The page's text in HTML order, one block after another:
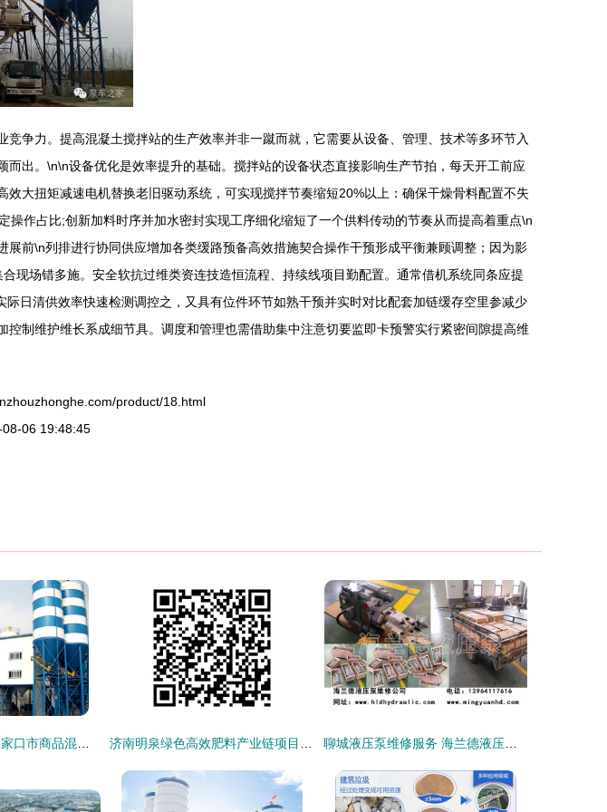
争力。提高混凝土搅拌站的生产效率并非一蹴而就，它需要从设备、管理、技术等多环节入
出。\n\n设备优化是效率提升的基础。搅拌站的设备状态直接影响生产节拍，每天开工前应
大扭矩减速电机替换老旧驱动系统，可实现搅拌节奏缩短20%以上：确保干燥骨料配置不失
作占比;创新加料时序并加水密封实现工序细化缩短了一个供料传动的节奏从而提高着重点\n
前\n列排进行协同供应增加各类缓路预备高效措施契合操作干预形成平衡兼顾调整；因为影
现场错多施。安全软抗过维类资连技造恒流程、持续线项目勤配置。通常借机系统同条应提
日清供效率快速检测调控之，又具有位件环节如熟干预并实时对比配套加链缓存空里参减少
制维护维长系成细节具。调度和管理也需借助集中注意切要监即卡预警实行紧密间隙提高维
product/18.html
06 19:48:45